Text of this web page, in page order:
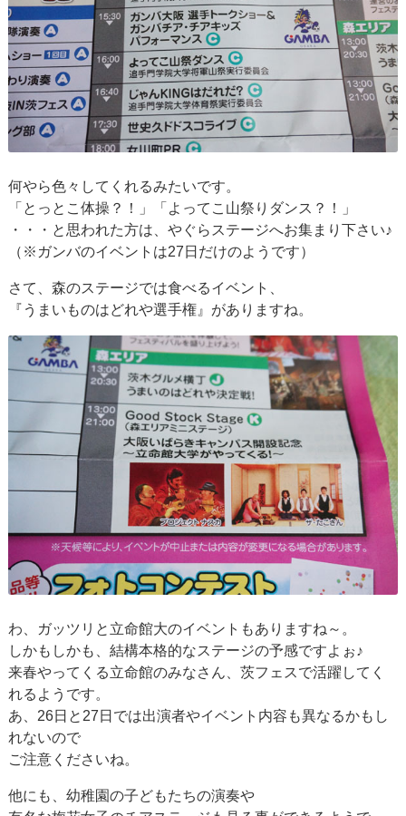
何やら色々してくれるみたいです。
「とっとこ体操？！」「よってこ山祭りダンス？！」
・・・と思われた方は、やぐらステージへお集まり下さい♪
（※ガンバのイベントは27日だけのようです）
さて、森のステージでは食べるイベント、
『うまいものはどれや選手権』がありますね。
わ、ガッツリと立命館大のイベントもありますね～。
しかもしかも、結構本格的なステージの予感ですよぉ♪
来春やってくる立命館のみなさん、茨フェスで活躍してく
れるようです。
あ、26日と27日では出演者やイベント内容も異なるかもし
れないので
ご注意くださいね。
他にも、幼稚園の子どもたちの演奏や